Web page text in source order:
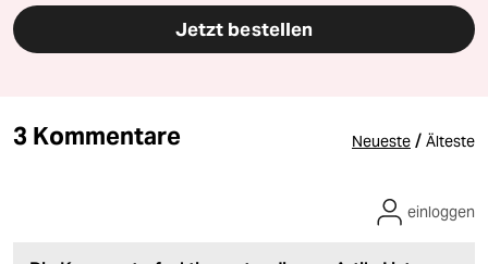
Jetzt bestellen
3 Kommentare Neueste / Älteste
einloggen